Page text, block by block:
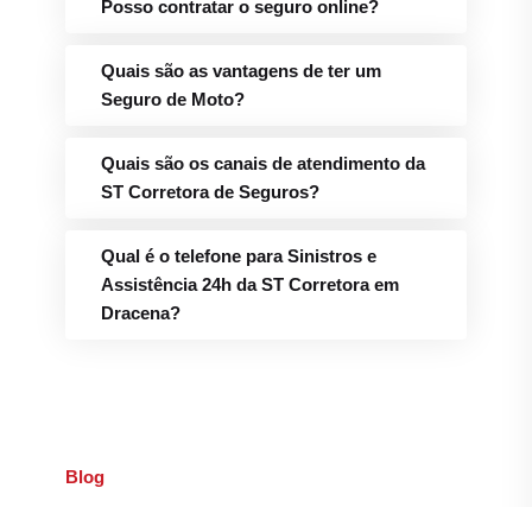
Posso contratar o seguro online?
Quais são as vantagens de ter um
Seguro de Moto?
Quais são os canais de atendimento da
ST Corretora de Seguros?
Qual é o telefone para Sinistros e
Assistência 24h da ST Corretora em
Dracena?
Blog